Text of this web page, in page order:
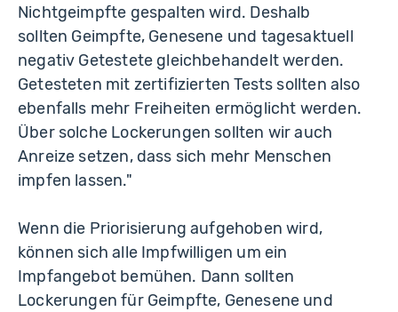
Nichtgeimpfte gespalten wird. Deshalb
sollten Geimpfte, Genesene und tagesaktuell
negativ Getestete gleichbehandelt werden.
Getesteten mit zertifizierten Tests sollten also
ebenfalls mehr Freiheiten ermöglicht werden.
Über solche Lockerungen sollten wir auch
Anreize setzen, dass sich mehr Menschen
impfen lassen."
Wenn die Priorisierung aufgehoben wird,
können sich alle Impfwilligen um ein
Impfangebot bemühen. Dann sollten
Lockerungen für Geimpfte, Genesene und